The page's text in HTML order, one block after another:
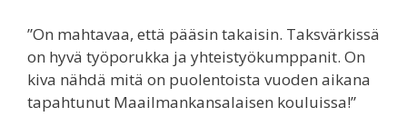
”On mahtavaa, että pääsin takaisin. Taksvärkissä
on hyvä työporukka ja yhteistyökumppanit. On
kiva nähdä mitä on puolentoista vuoden aikana
tapahtunut Maailmankansalaisen kouluissa!”